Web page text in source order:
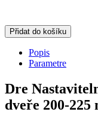
Přidat do košíku
Popis
Parametre
Dre
dveře 200-225